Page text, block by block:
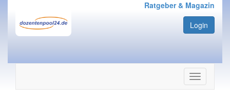
Ratgeber & Magazin
Login
Navigation
ein-/